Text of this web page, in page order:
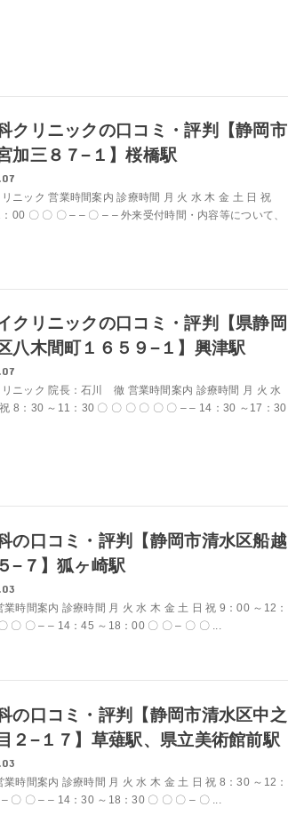
クリニックの口コミ・評判【静岡市
加三８７−１】桜橋駅
ニック 営業時間案内 診療時間 月 火 水 木 金 土 日 祝
00 〇 〇 〇 – – 〇 – – 外来受付時間・内容等について、
クリニックの口コミ・評判【県静岡
八木間町１６５９−１】興津駅
ニック 院長：石川 徹 営業時間案内 診療時間 月 火 水
8：30 ～11：30 〇 〇 〇 〇 〇 〇 – – 14：30 ～17：30
の口コミ・評判【静岡市清水区船越
−７】狐ヶ崎駅
業時間案内 診療時間 月 火 水 木 金 土 日 祝 9：00 ～12：
〇 〇 – – 14：45 ～18：00 〇 〇 – 〇 〇 ...
の口コミ・評判【静岡市清水区中之
２−１７】草薙駅、県立美術館前駅
業時間案内 診療時間 月 火 水 木 金 土 日 祝 8：30 ～12：
〇 〇 – – 14：30 ～18：30 〇 〇 〇 – 〇 ...